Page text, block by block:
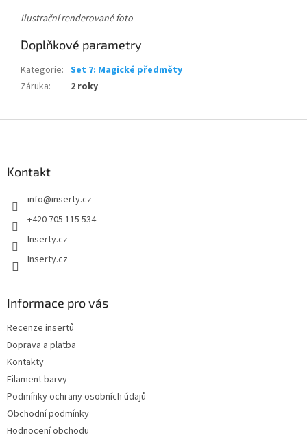
Ilustrační renderované foto
Doplňkové parametry
Kategorie: Set 7: Magické předměty
Záruka: 2 roky
Kontakt
info@inserty.cz
+420 705 115 534
Inserty.cz
Inserty.cz
Informace pro vás
Recenze insertů
Doprava a platba
Kontakty
Filament barvy
Podmínky ochrany osobních údajů
Obchodní podmínky
Hodnocení obchodu